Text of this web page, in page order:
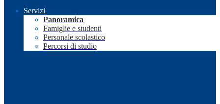
Servizi
Panoramica
Famiglie e studenti
Personale scolastico
Percorsi di studio